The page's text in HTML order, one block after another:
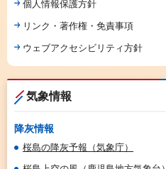
個人情報保護方針
リンク・著作権・免責事項
ウェブアクセシビリティ方針
気象情報
降灰情報
桜島の降灰予報（気象庁）